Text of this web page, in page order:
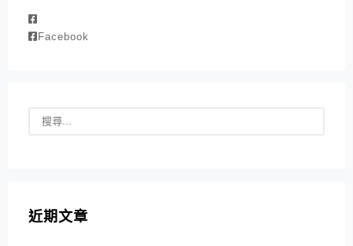
Facebook
近期文章